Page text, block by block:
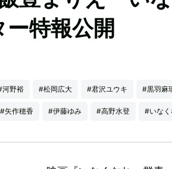
特報公開
河野裕 #松岡広大 #君沢ユウキ #黒羽麻
#矢作穂香 #伊藤ゆみ #高野水登 #いな